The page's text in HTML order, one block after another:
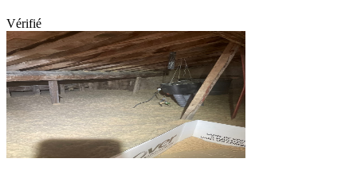
Vérifié